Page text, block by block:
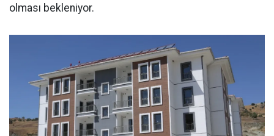
olması bekleniyor.